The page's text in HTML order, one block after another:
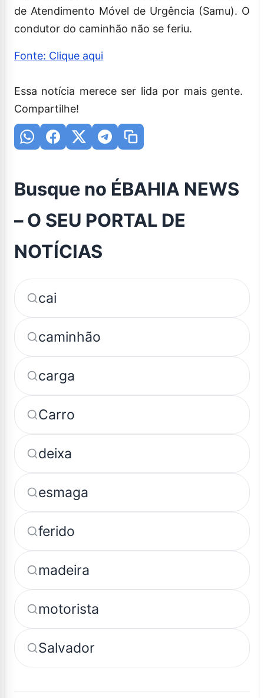
de Atendimento Móvel de Urgência (Samu). O
condutor do caminhão não se feriu.
Fonte: Clique aqui
Essa notícia merece ser lida por mais gente.
Compartilhe!
Busque no ÉBAHIA NEWS
– O SEU PORTAL DE
NOTÍCIAS
cai
caminhão
carga
Carro
deixa
esmaga
ferido
madeira
motorista
Salvador